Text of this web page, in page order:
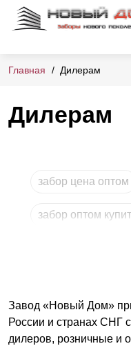
Главная Дилерам
Дилерам
забор цена оптом
забор оптом
Завод «Новый Дом»
России и странах СНГ
дилеров, розничные и